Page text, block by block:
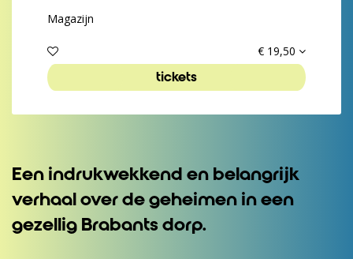
Magazijn
€ 19,50
tickets
Een indrukwekkend en belangrijk
verhaal over de geheimen in een
gezellig Brabants dorp.